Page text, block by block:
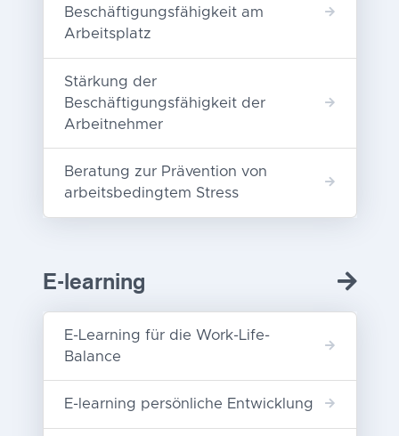
Beschäftigungsfähigkeit am
Arbeitsplatz
Stärkung der
Beschäftigungsfähigkeit der
Arbeitnehmer
Beratung zur Prävention von
arbeitsbedingtem Stress
E-learning
E-Learning für die Work-Life-
Balance
E-learning persönliche Entwicklung